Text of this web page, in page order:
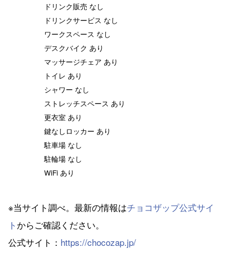
ドリンク販売 なし
ドリンクサービス なし
ワークスペース なし
デスクバイク あり
マッサージチェア あり
トイレ あり
シャワー なし
ストレッチスペース あり
更衣室 あり
鍵なしロッカー あり
駐車場 なし
駐輪場 なし
WiFi あり
※当サイト調べ。最新の情報はチョコザップ公式サイ
ト からご確認ください。
公式サイト： https://chocozap.jp/